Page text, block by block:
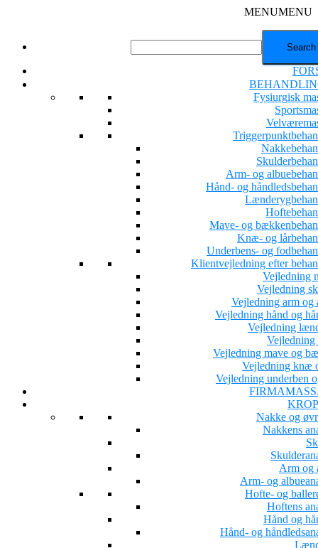
MENUMENU
Fysiurgisk
Arm- og
Hånd- og
Mave- og
Knæ- og
Underbens- og
Klientvejledning efter
Vejledning
Vejledning
Vejledning arm og
Vejledning hånd og
Vejledning
Vejledning
Vejledning mave og
Vejledning knæ
Vejledning underben
Nakke og
Nakkens
Arm og
Arm- og
Hofte- og
Hoftens
Hånd og
Hånd- og